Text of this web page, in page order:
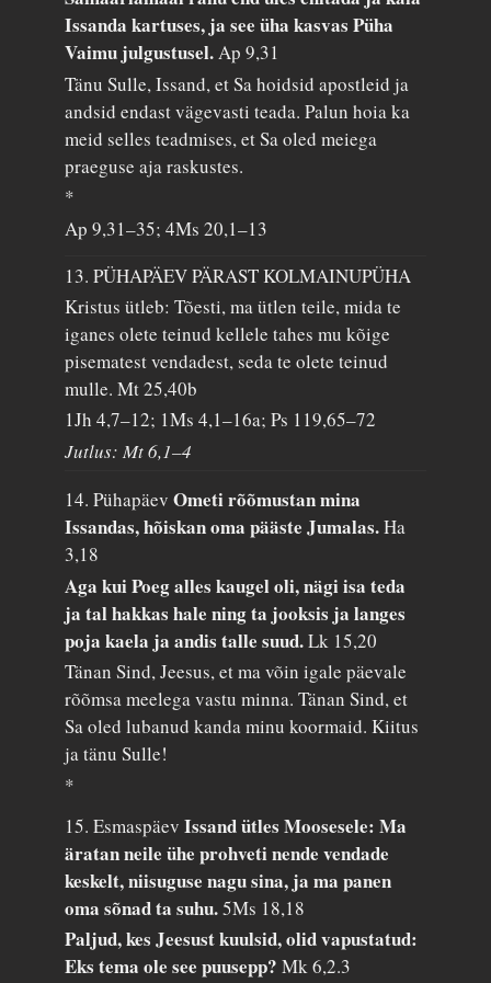
Issanda kartuses, ja see üha kasvas Püha
Vaimu julgustusel.Ap 9,31
Tänu Sulle, Issand, et Sa hoidsid apostleid ja
andsid endast vägevasti teada. Palun hoia ka
meid selles teadmises, et Sa oled meiega
praeguse aja raskustes.
*
Ap 9,31–35; 4Ms 20,1–13
13. PÜHAPÄEV PÄRAST KOLMAINUPÜHA
Kristus ütleb: Tõesti, ma ütlen teile, mida te
iganes olete teinud kellele tahes mu kõige
pisematest vendadest, seda te olete teinud
mulle.Mt 25,40b
1Jh 4,7–12; 1Ms 4,1–16a; Ps 119,65–72
Jutlus: Mt 6,1–4
14. PühapäevOmeti rõõmustan mina
Issandas, hõiskan oma pääste Jumalas.Ha
3,18
Aga kui Poeg alles kaugel oli, nägi isa teda
ja tal hakkas hale ning ta jooksis ja langes
poja kaela ja andis talle suud.Lk 15,20
Tänan Sind, Jeesus, et ma võin igale päevale
rõõmsa meelega vastu minna. Tänan Sind, et
Sa oled lubanud kanda minu koormaid. Kiitus
ja tänu Sulle!
*
15. EsmaspäevIssand ütles Moosesele: Ma
äratan neile ühe prohveti nende vendade
keskelt, niisuguse nagu sina, ja ma panen
oma sõnad ta suhu.5Ms 18,18
Paljud, kes Jeesust kuulsid, olid vapustatud:
Eks tema ole see puusepp?Mk 6,2.3